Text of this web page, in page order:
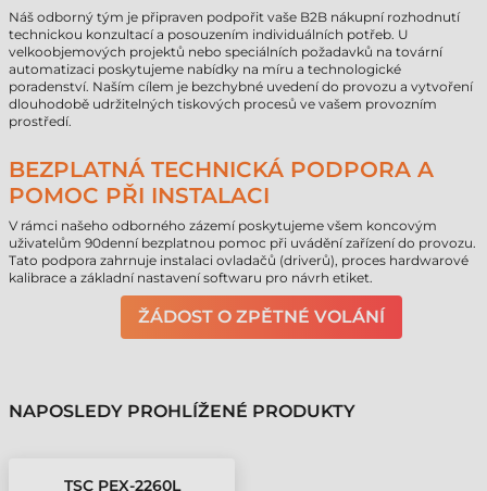
Náš odborný tým je připraven podpořit vaše B2B nákupní rozhodnutí
technickou konzultací a posouzením individuálních potřeb. U
velkoobjemových projektů nebo speciálních požadavků na tovární
automatizaci poskytujeme nabídky na míru a technologické
poradenství. Naším cílem je bezchybné uvedení do provozu a vytvoření
dlouhodobě udržitelných tiskových procesů ve vašem provozním
prostředí.
BEZPLATNÁ TECHNICKÁ PODPORA A
POMOC PŘI INSTALACI
V rámci našeho odborného zázemí poskytujeme všem koncovým
uživatelům 90denní bezplatnou pomoc při uvádění zařízení do provozu.
Tato podpora zahrnuje instalaci ovladačů (driverů), proces hardwarové
kalibrace a základní nastavení softwaru pro návrh etiket.
ŽÁDOST O ZPĚTNÉ VOLÁNÍ
NAPOSLEDY PROHLÍŽENÉ PRODUKTY
TSC PEX-2260L